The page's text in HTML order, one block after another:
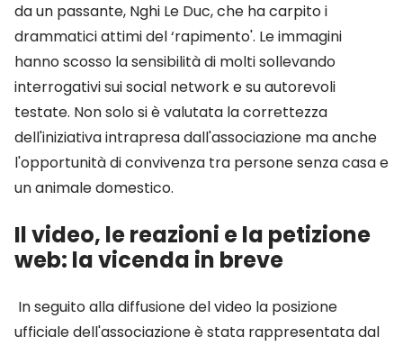
da un passante, Nghi Le Duc, che ha carpito i
drammatici attimi del ‘rapimento'. Le immagini
hanno scosso la sensibilità di molti sollevando
interrogativi sui social network e su autorevoli
testate. Non solo si è valutata la correttezza
dell'iniziativa intrapresa dall'associazione ma anche
l'opportunità di convivenza tra persone senza casa e
un animale domestico.
Il video, le reazioni e la petizione
web: la vicenda in breve
In seguito alla diffusione del video la posizione
ufficiale dell'associazione è stata rappresentata dal